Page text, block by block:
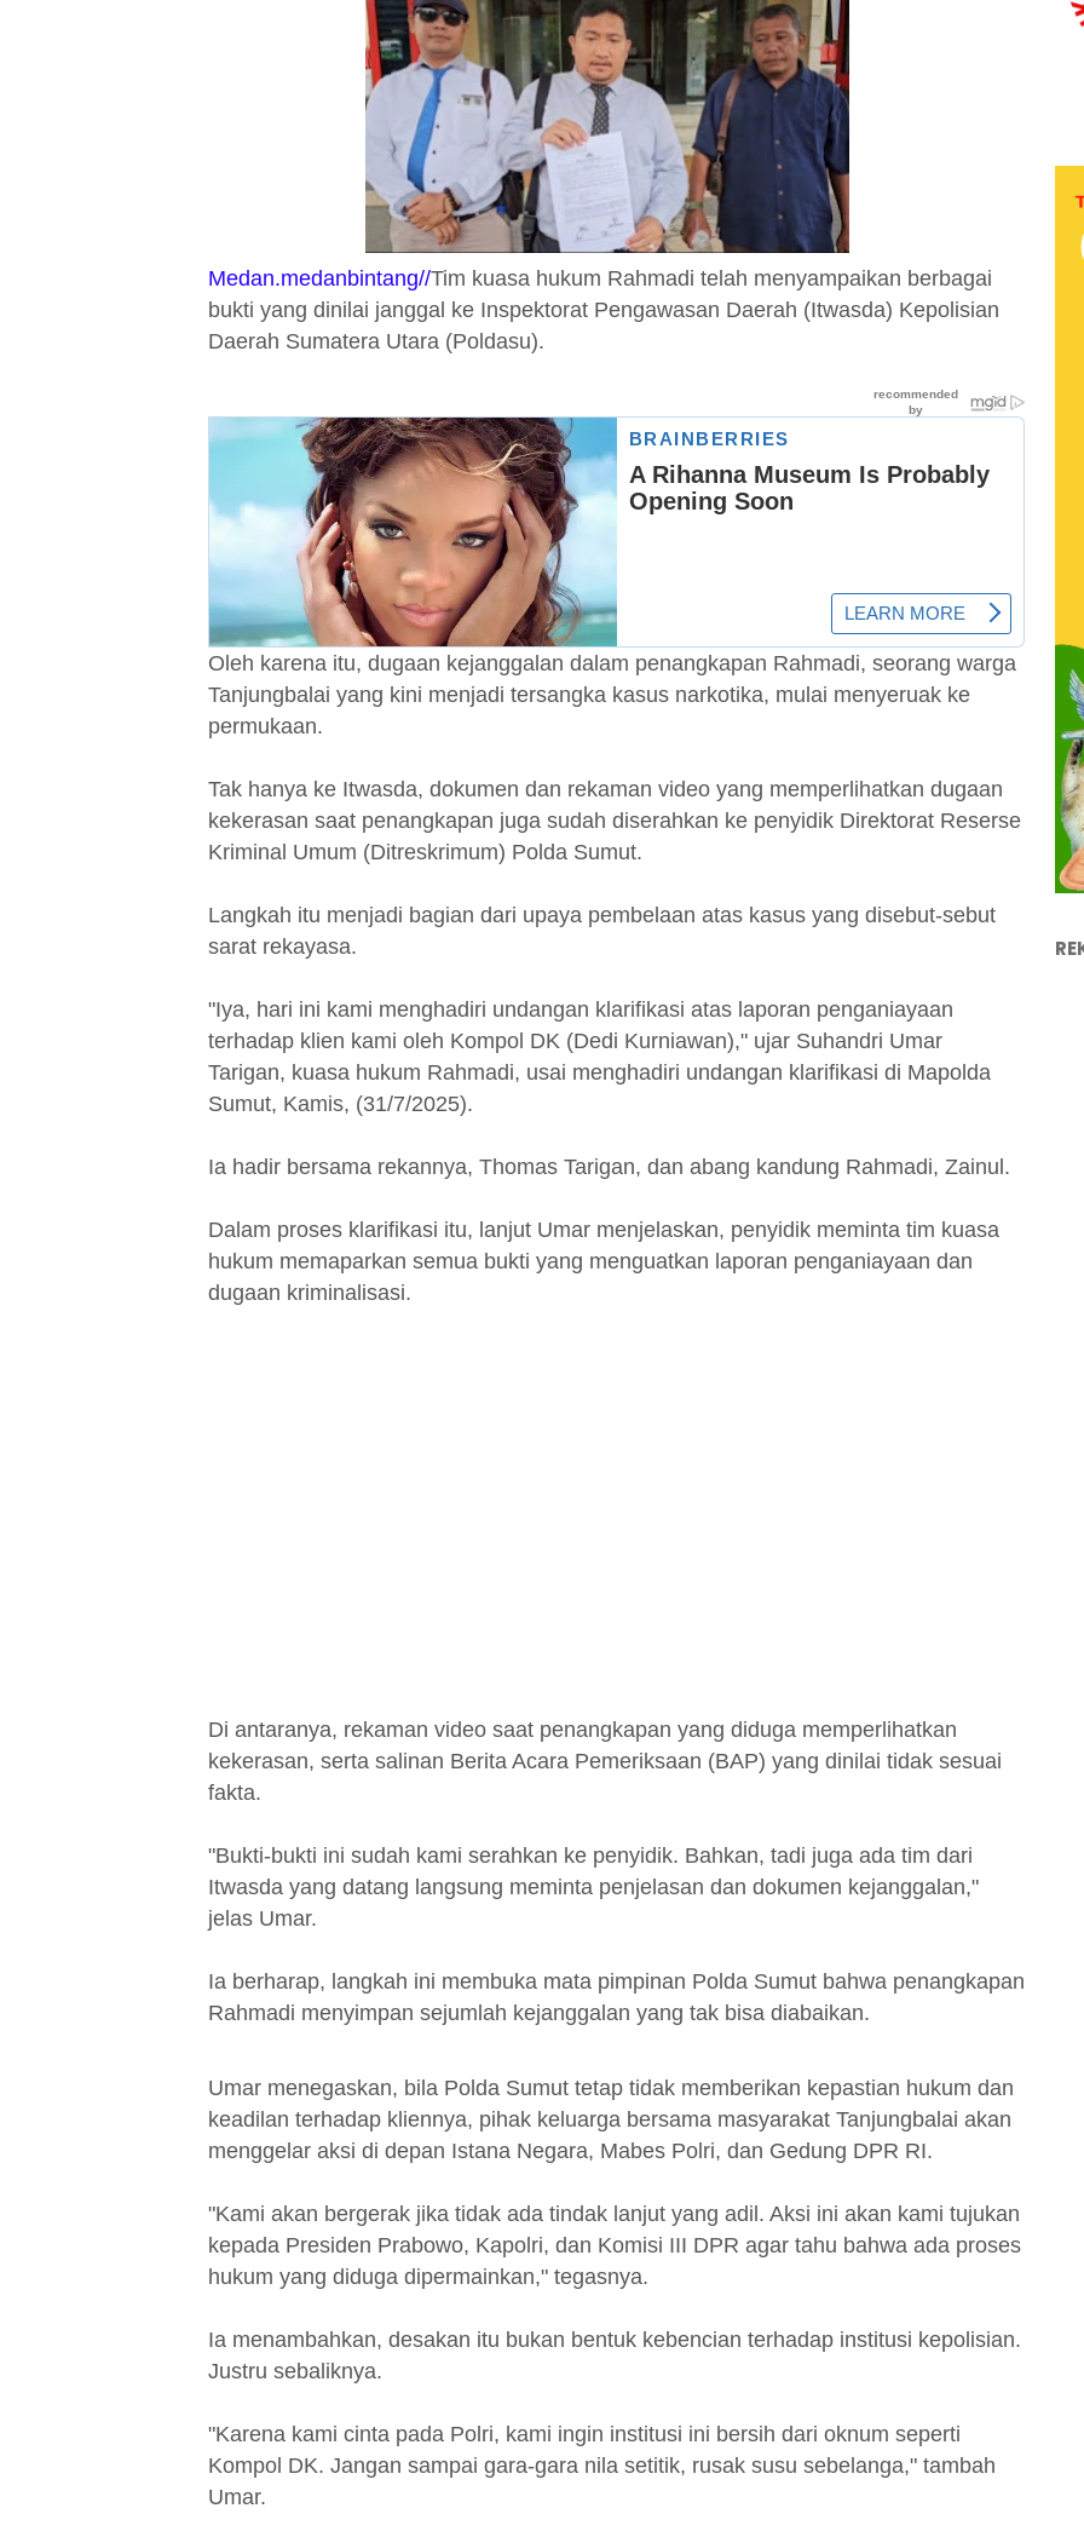
Medan.medanbintang//Tim kuasa hukum Rahmadi telah menyampaikan berbagai
bukti yang dinilai janggal ke Inspektorat Pengawasan Daerah (Itwasda) Kepolisian
Daerah Sumatera Utara (Poldasu).
Oleh karena itu, dugaan kejanggalan dalam penangkapan Rahmadi, seorang warga
Tanjungbalai yang kini menjadi tersangka kasus narkotika, mulai menyeruak ke
permukaan.
Tak hanya ke Itwasda, dokumen dan rekaman video yang memperlihatkan dugaan
kekerasan saat penangkapan juga sudah diserahkan ke penyidik Direktorat Reserse
Kriminal Umum (Ditreskrimum) Polda Sumut.
Langkah itu menjadi bagian dari upaya pembelaan atas kasus yang disebut-sebut
sarat rekayasa.
"Iya, hari ini kami menghadiri undangan klarifikasi atas laporan penganiayaan
terhadap klien kami oleh Kompol DK (Dedi Kurniawan)," ujar Suhandri Umar
Tarigan, kuasa hukum Rahmadi, usai menghadiri undangan klarifikasi di Mapolda
Sumut, Kamis, (31/7/2025).
Ia hadir bersama rekannya, Thomas Tarigan, dan abang kandung Rahmadi, Zainul.
Dalam proses klarifikasi itu, lanjut Umar menjelaskan, penyidik meminta tim kuasa
hukum memaparkan semua bukti yang menguatkan laporan penganiayaan dan
dugaan kriminalisasi.
Di antaranya, rekaman video saat penangkapan yang diduga memperlihatkan
kekerasan, serta salinan Berita Acara Pemeriksaan (BAP) yang dinilai tidak sesuai
fakta.
"Bukti-bukti ini sudah kami serahkan ke penyidik. Bahkan, tadi juga ada tim dari
Itwasda yang datang langsung meminta penjelasan dan dokumen kejanggalan,"
jelas Umar.
Ia berharap, langkah ini membuka mata pimpinan Polda Sumut bahwa penangkapan
Rahmadi menyimpan sejumlah kejanggalan yang tak bisa diabaikan.
Umar menegaskan, bila Polda Sumut tetap tidak memberikan kepastian hukum dan
keadilan terhadap kliennya, pihak keluarga bersama masyarakat Tanjungbalai akan
menggelar aksi di depan Istana Negara, Mabes Polri, dan Gedung DPR RI.
"Kami akan bergerak jika tidak ada tindak lanjut yang adil. Aksi ini akan kami tujukan
kepada Presiden Prabowo, Kapolri, dan Komisi III DPR agar tahu bahwa ada proses
hukum yang diduga dipermainkan," tegasnya.
Ia menambahkan, desakan itu bukan bentuk kebencian terhadap institusi kepolisian.
Justru sebaliknya.
"Karena kami cinta pada Polri, kami ingin institusi ini bersih dari oknum seperti
Kompol DK. Jangan sampai gara-gara nila setitik, rusak susu sebelanga," tambah
Umar.